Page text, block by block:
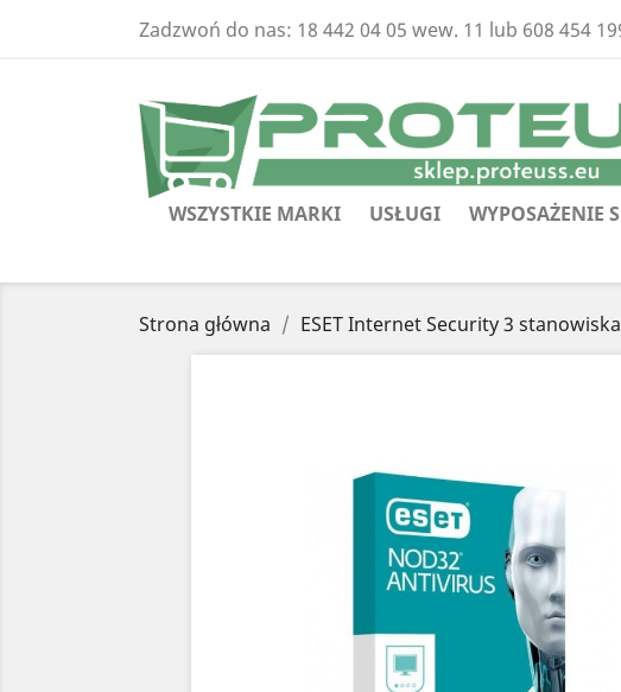
Zadzwoń do nas: 18 442 04 05 wew. 11 lub 608 454
WSZYSTKIE MARKI USŁUGI WYPOSAŻENIE
Strona główna ESET Internet Security 3